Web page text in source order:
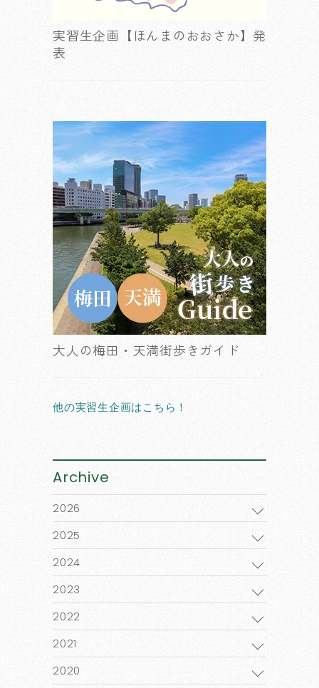
実習生企画【ほんまのおおさか】発
表
大人の梅田・天満街歩きガイド
他の実習生企画はこちら！
Archive
2026
2025
2024
2023
2022
2021
2020